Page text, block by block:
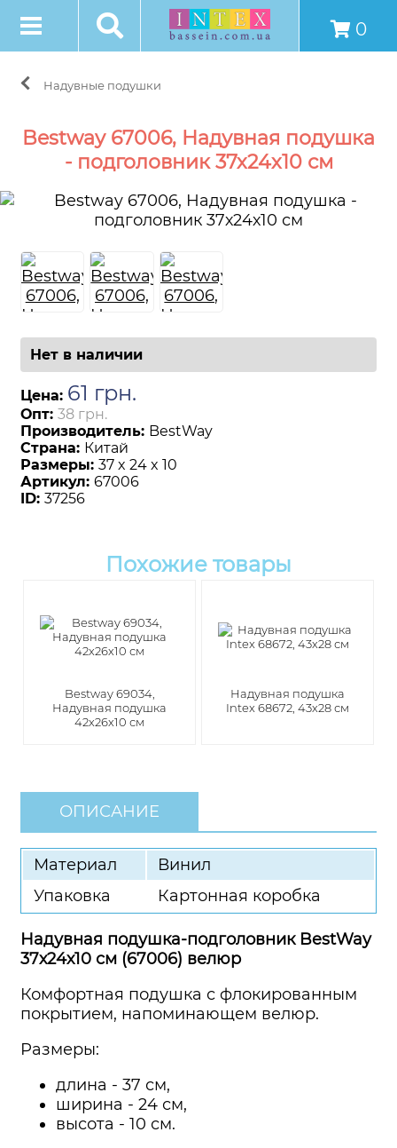
0
Надувные подушки
Bestway 67006, Надувная подушка
- подголовник 37х24х10 см
Нет в наличии
Цена: 61 грн.
Опт: 38 грн.
Производитель: BestWay
Страна: Китай
Размеры: 37 x 24 x 10
Артикул: 67006
ID: 37256
Похожие товары
Bestway 69034,
Надувная подушка
42х26х10 см
Надувная подушка
Intex 68672, 43х28 см
ОПИСАНИЕ
Материал
Винил
Упаковка
Картонная коробка
Надувная подушка-подголовник BestWay
37х24х10 см (67006) велюр
Комфортная подушка с флокированным
покрытием, напоминающем велюр.
Размеры:
длина - 37 см,
ширина - 24 см,
высота - 10 см.